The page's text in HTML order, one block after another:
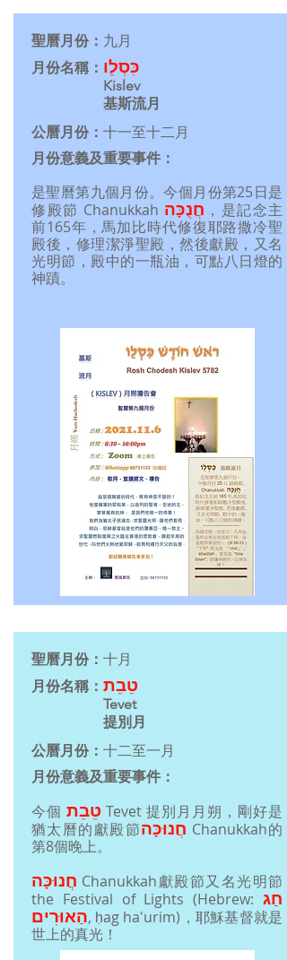
聖曆月份： 九月
月份名稱： כִּסְלֵו
Kislev
基斯流月
公曆月份： 十一至十二月
月份意義及重要事件：
是聖曆第九個月份。今個月份第25日是
修殿節 Chanukkah חֲנֻכָּה ，是記念主
前165年，馬加比時代修復耶路撒冷聖
殿後，修理潔淨聖殿，然後獻殿，又名
光明節，殿中的一瓶油，可點八日燈的
神蹟。
聖曆月份： 十月
月份名稱： טֵבֵת
Tevet
提別月
公曆月份： 十二至一月
月份意義及重要事件：
今個 טֵבֵת Tevet 提別月月朔， 剛好是
猶太曆的獻殿節חֲנוּכָּה Chanukkah的
第8個晚上。
חֲנוּכָּה Chanukkah獻殿節又名光明節
the Festival of Lights (Hebrew: חַג
הַאוּרִים‬, ḥag ha'urim)，耶穌基督就是
世上的真光！